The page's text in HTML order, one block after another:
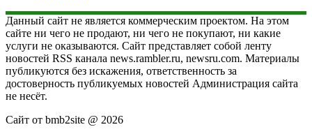
Данный сайт не является коммерческим проектом. На этом
сайте ни чего не продают, ни чего не покупают, ни какие
услуги не оказываются. Сайт представляет собой ленту
новостей RSS канала news.rambler.ru, newsru.com. Материалы
публикуются без искажения, ответственность за
достоверность публикуемых новостей Администрация сайта
не несёт.
Сайт от bmb2site @ 2026